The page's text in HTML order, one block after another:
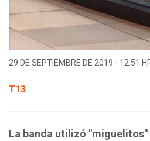
29 DE SEPTIEMBRE DE 2019 - 12:51
T13
La banda utilizó "miguelitos"